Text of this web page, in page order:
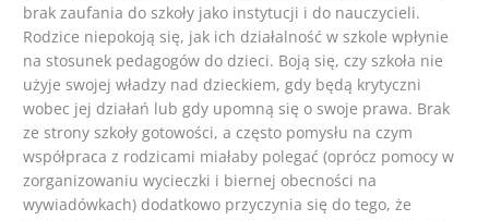
brak zaufania do szkoły jako instytucji i do nauczycieli.
Rodzice niepokoją się, jak ich działalność w szkole wpłynie
na stosunek pedagogów do dzieci. Boją się, czy szkoła nie
użyje swojej władzy nad dzieckiem, gdy będą krytyczni
wobec jej działań lub gdy upomną się o swoje prawa. Brak
ze strony szkoły gotowości, a często pomysłu na czym
współpraca z rodzicami miałaby polegać (oprócz pomocy w
zorganizowaniu wycieczki i biernej obecności na
wywiadówkach) dodatkowo przyczynia się do tego, że